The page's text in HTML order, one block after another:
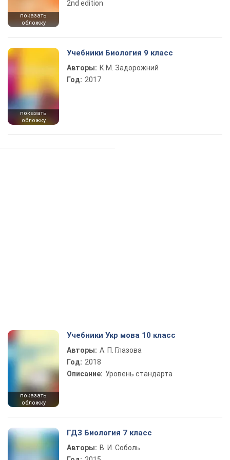
показать
обложку
2nd edition
показать
обложку
Учебники Биология 9 класс
Авторы: К.М. Задорожний
Год: 2017
показать
обложку
Учебники Укр мова 10 класс
Авторы: А. П. Глазова
Год: 2018
Описание: Уровень стандарта
ГДЗ Биология 7 класс
Авторы: В. И. Соболь